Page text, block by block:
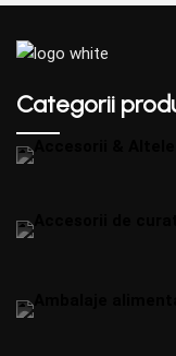
Categorii